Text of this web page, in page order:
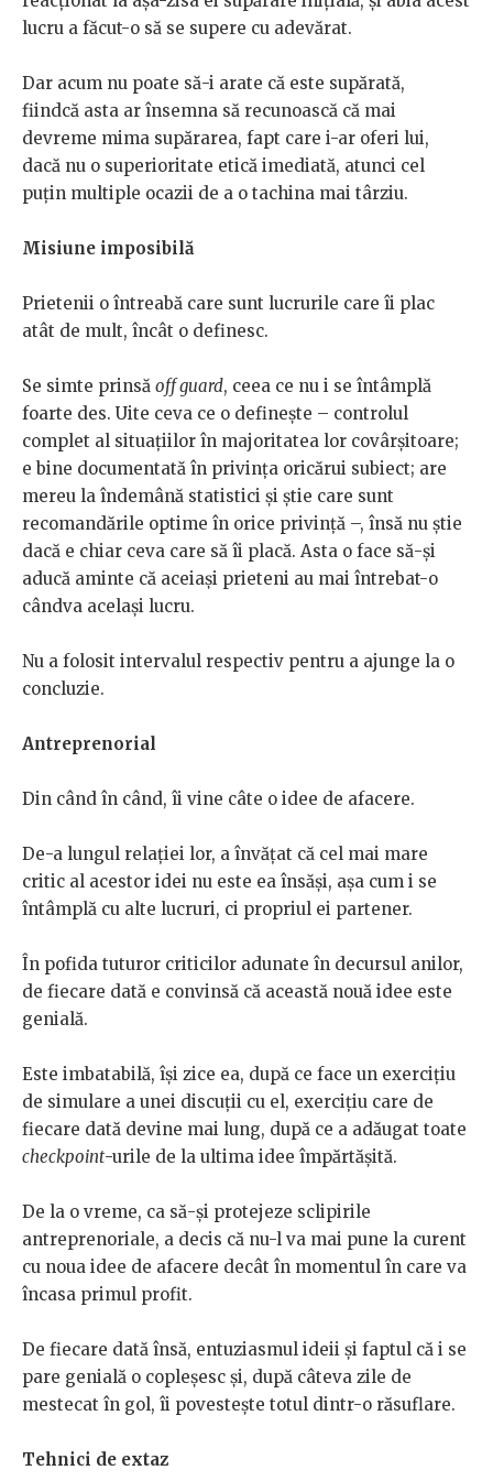
lucru a făcut-o să se supere cu adevărat.
Dar acum nu poate să-i arate că este supărată,
fiindcă asta ar însemna să recunoască că mai
devreme mima supărarea, fapt care i-ar oferi lui,
dacă nu o superioritate etică imediată, atunci cel
puțin multiple ocazii de a o tachina mai târziu.
Misiune imposibilă
Prietenii o întreabă care sunt lucrurile care îi plac
atât de mult, încât o definesc.
Se simte prinsă off guard, ceea ce nu i se întâmplă
foarte des. Uite ceva ce o definește – controlul
complet al situațiilor în majoritatea lor covârșitoare;
e bine documentată în privința oricărui subiect; are
mereu la îndemână statistici și știe care sunt
recomandările optime în orice privință –, însă nu știe
dacă e chiar ceva care să îi placă. Asta o face să-și
aducă aminte că aceiași prieteni au mai întrebat-o
cândva același lucru.
Nu a folosit intervalul respectiv pentru a ajunge la o
concluzie.
Antreprenorial
Din când în când, îi vine câte o idee de afacere.
De-a lungul relației lor, a învățat că cel mai mare
critic al acestor idei nu este ea însăși, așa cum i se
întâmplă cu alte lucruri, ci propriul ei partener.
În pofida tuturor criticilor adunate în decursul anilor,
de fiecare dată e convinsă că această nouă idee este
genială.
Este imbatabilă, își zice ea, după ce face un exercițiu
de simulare a unei discuții cu el, exercițiu care de
fiecare dată devine mai lung, după ce a adăugat toate
checkpoint-urile de la ultima idee împărtășită.
De la o vreme, ca să-și protejeze sclipirile
antreprenoriale, a decis că nu-l va mai pune la curent
cu noua idee de afacere decât în momentul în care va
încasa primul profit.
De fiecare dată însă, entuziasmul ideii și faptul că i se
pare genială o copleșesc și, după câteva zile de
mestecat în gol, îi povestește totul dintr-o răsuflare.
Tehnici de extaz